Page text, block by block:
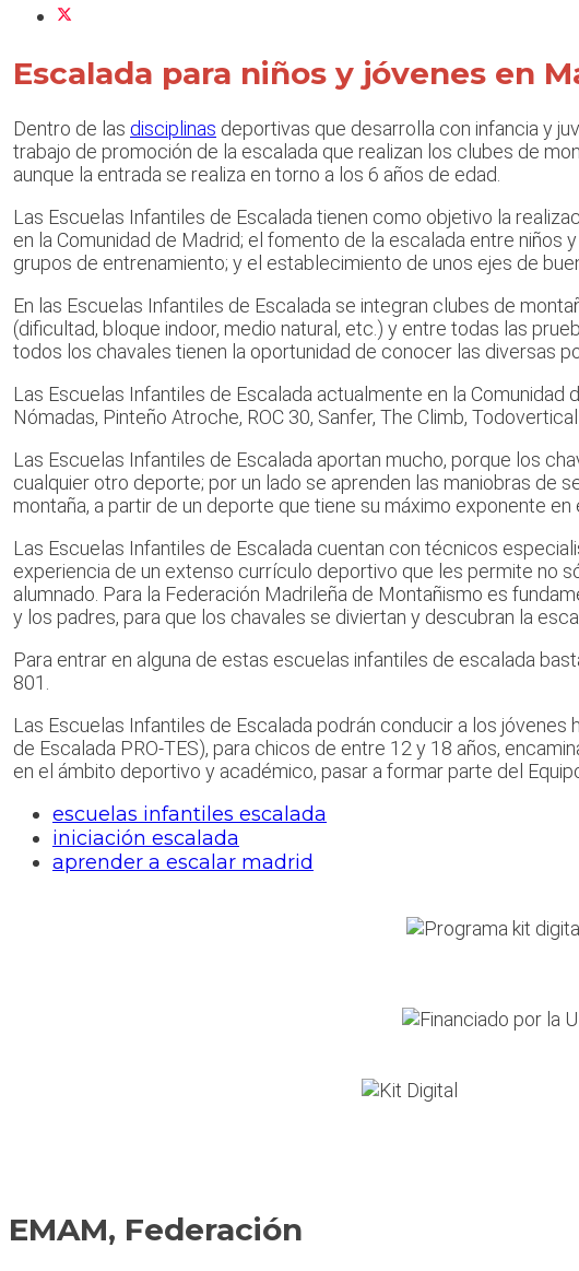
Escalada para niños y jóvenes en
Dentro de las disciplinas deportivas que desarrolla con infancia y
trabajo de promoción de la escalada que realizan los clubes de
aunque la entrada se realiza en torno a los 6 años de edad.
Las Escuelas Infantiles de Escalada tienen como objetivo la
en la Comunidad de Madrid; el fomento de la escalada entre
grupos de entrenamiento; y el establecimiento de unos ejes de
En las Escuelas Infantiles de Escalada se integran clubes de
(dificultad, bloque indoor, medio natural, etc.) y entre todas las
todos los chavales tienen la oportunidad de conocer las diversas
Las Escuelas Infantiles de Escalada actualmente en la Comunidad
Nómadas, Pinteño Atroche, ROC 30, Sanfer, The Climb,
Las Escuelas Infantiles de Escalada aportan mucho, porque los
cualquier otro deporte; por un lado se aprenden las maniobras de
montaña, a partir de un deporte que tiene su máximo exponente
Las Escuelas Infantiles de Escalada cuentan con técnicos
experiencia de un extenso currículo deportivo que les permite no
alumnado. Para la Federación Madrileña de Montañismo es
y los padres, para que los chavales se diviertan y descubran la
Para entrar en alguna de estas escuelas infantiles de escalada
801.
Las Escuelas Infantiles de Escalada podrán conducir a los
de Escalada PRO-TES), para chicos de entre 12 y 18 años,
en el ámbito deportivo y académico, pasar a formar parte del
escuelas infantiles escalada
iniciación escalada
aprender a escalar madrid
EMAM, Federación